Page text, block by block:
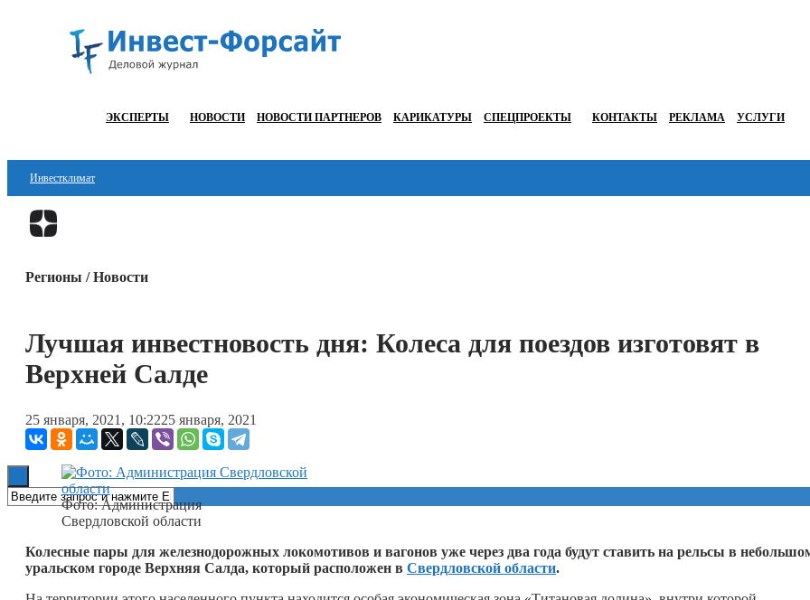
ЭКСПЕРТЫ НОВОСТИ НОВОСТИ ПАРТНЕРОВ КАРИКАТУРЫ СПЕЦПРОЕКТЫ КОНТАКТЫ РЕКЛАМА УСЛУГИ
Инвестклимат
Финансы
Технологии
Книги
Регионы / Новости
Лучшая инвестновость дня: Колеса для поездов изготовят в
Верхней Салде
25 января, 2021, 10:2225 января, 2021
Фото: Администрация
Свердловской области
Колесные пары для железнодорожных локомотивов и вагонов уже через два года будут ставить на рельсы в
уральском городе Верхняя Салда, который расположен в Свердловской области.